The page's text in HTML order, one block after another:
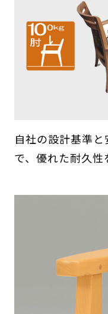
自社の設計基準
で、優れた耐久性